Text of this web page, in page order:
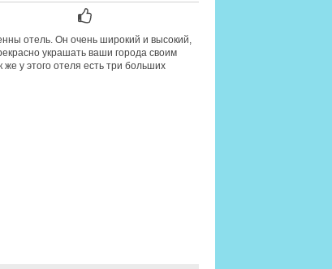
отель. Он очень широкий и высокий,
украшать ваши города своим
у этого отеля есть три больших